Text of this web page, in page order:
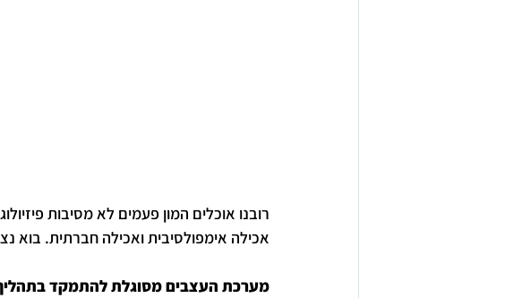
רובנו אוכלים המון פעמים לא מסיבות
אכילה אימפולסיבית ואכילה חברתית. בוא
מערכת העצבים מסוגלת להתמקד